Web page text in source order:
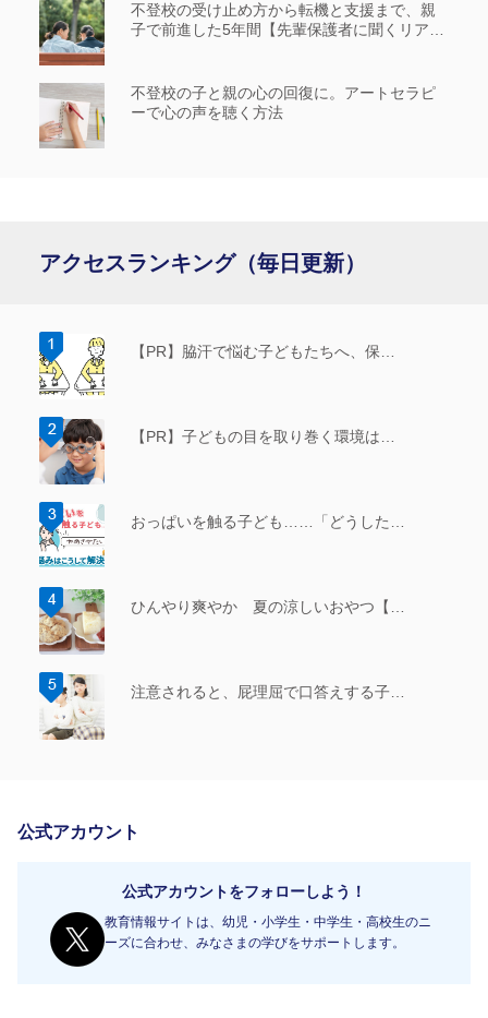
不登校の受け止め方から転機と支援まで、親
子で前進した5年間【先輩保護者に聞くリアル
不登校の子と親の心の回復に。アートセラピ
ーで心の声を聴く方法
アクセスランキング（毎日更新）
【PR】脇汗で悩む子どもたちへ、保…
【PR】子どもの目を取り巻く環境は…
おっぱいを触る子ども……「どうした…
ひんやり爽やか 夏の涼しいおやつ【…
注意されると、屁理屈で口答えする子…
公式アカウント
公式アカウントをフォローしよう！
教育情報サイトは、幼児・小学生・中学生・高校生のニ
ーズに合わせ、みなさまの学びをサポートします。